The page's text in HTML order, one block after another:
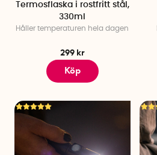
Termosflaska i rostfritt stål,
330ml
Håller temperaturen hela dagen
299 kr
Köp